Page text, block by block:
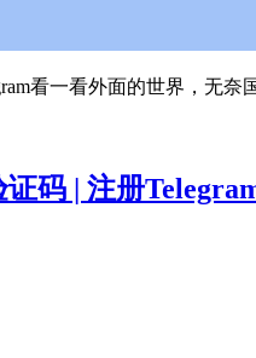
看一看外面的世界，无
码 | 注册